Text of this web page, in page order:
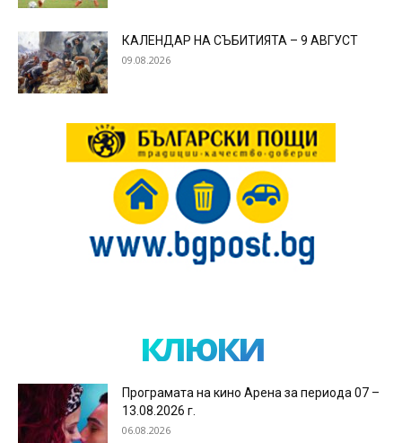
КАЛЕНДАР НА СЪБИТИЯТА – 9 АВГУСТ
09.08.2026
клюки
Програмата на кино Арена за периода 07 –
13.08.2026 г.
06.08.2026